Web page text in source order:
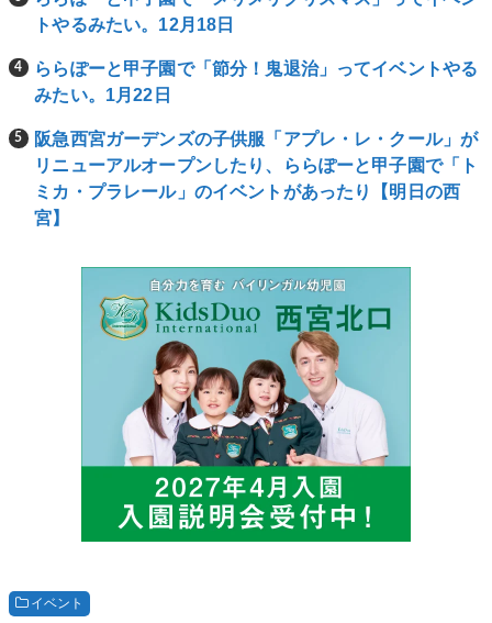
トやるみたい。12月18日
ららぽーと甲子園で「節分！鬼退治」ってイベントやる
みたい。1月22日
阪急西宮ガーデンズの子供服「アプレ・レ・クール」が
リニューアルオープンしたり、ららぽーと甲子園で「ト
ミカ・プラレール」のイベントがあったり【明日の西
宮】
イベント